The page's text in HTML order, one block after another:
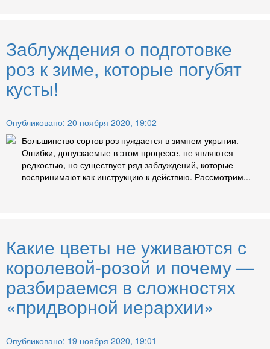
Заблуждения о подготовке
роз к зиме, которые погубят
кусты!
Опубликовано: 20 ноября 2020, 19:02
Большинство сортов роз нуждается в зимнем укрытии.
Ошибки, допускаемые в этом процессе, не являются
редкостью, но существует ряд заблуждений, которые
воспринимают как инструкцию к действию. Рассмотрим...
Какие цветы не уживаются с
королевой-розой и почему —
разбираемся в сложностях
«придворной иерархии»
Опубликовано: 19 ноября 2020, 19:01